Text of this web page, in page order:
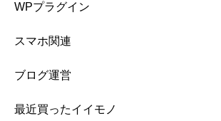
WPプラグイン
スマホ関連
ブログ運営
最近買ったイイモノ